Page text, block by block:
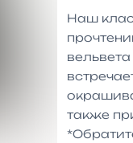
Наш
также